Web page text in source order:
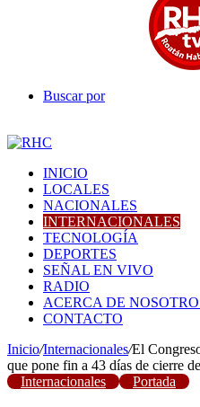
Buscar por
INICIO
LOCALES
NACIONALES
INTERNACIONALES
TECNOLOGÍA
DEPORTES
SEÑAL EN VIVO
RADIO
ACERCA DE
CONTACTO
Inicio/Internacionales/El
que pone fin a 43 días de cierre
Internacionales
Portada